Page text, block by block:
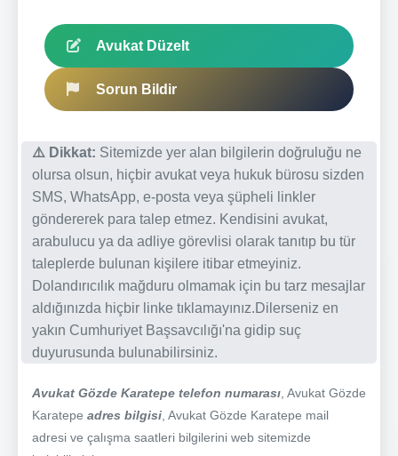
Avukat Düzelt
Sorun Bildir
⚠️ Dikkat: Sitemizde yer alan bilgilerin doğruluğu ne
olursa olsun, hiçbir avukat veya hukuk bürosu sizden
SMS, WhatsApp, e-posta veya şüpheli linkler
göndererek para talep etmez. Kendisini avukat,
arabulucu ya da adliye görevlisi olarak tanıtıp bu tür
taleplerde bulunan kişilere itibar etmeyiniz.
Dolandırıcılık mağduru olmamak için bu tarz mesajlar
aldığınızda hiçbir linke tıklamayınız.Dilerseniz en
yakın Cumhuriyet Başsavcılığı'na gidip suç
duyurusunda bulunabilirsiniz.
Avukat Gözde Karatepe telefon numarası , Avukat Gözde
Karatepe adres bilgisi , Avukat Gözde Karatepe mail
adresi ve çalışma saatleri bilgilerini web sitemizde